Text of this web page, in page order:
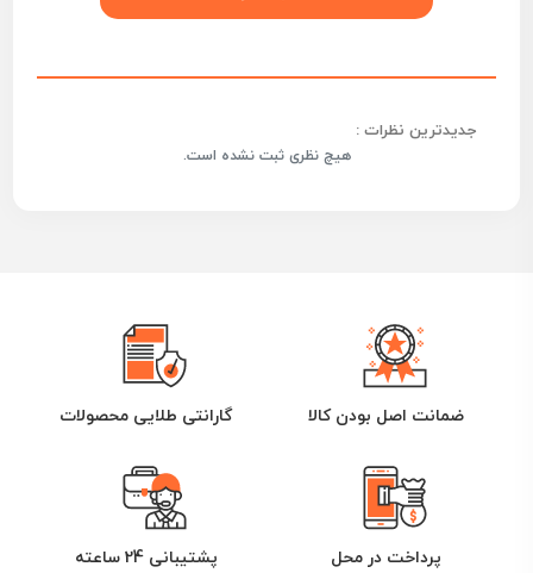
جدیدترین نظرات :
هیچ نظری ثبت نشده است.
ضمانت اصل بودن کالا گارانتی طلایی محصولات
پرداخت در محل پشتیبانی 24 ساعته